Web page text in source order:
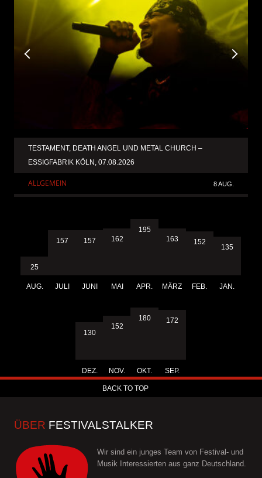
TESTAMENT, DEATH ANGEL UND METAL CHURCH –
ESSIGFABRIK KÖLN, 07.08.2026
ALLGEMEIN 8 AUG.
25
AUG.
157
JULI
157
JUNI
162
MAI
195
APR.
163
MÄRZ
152
FEB.
135
JAN.
130
DEZ.
152
NOV.
180
OKT.
172
SEP.
BACK TO TOP
ÜBER FESTIVALSTALKER
Wir sind ein junges Team von Festival- und
Musik Interessierten aus ganz Deutschland.